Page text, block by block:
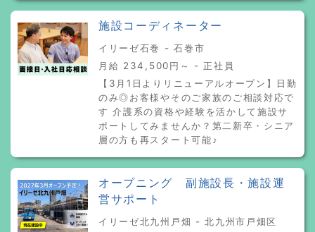
施設コーディネーター
イリーゼ石巻 - 石巻市
月給 234,500円～ - 正社員
【3月1日よりリニューアルオープン】日勤
のみ◎お客様やそのご家族のご相談対応で
す 介護系の資格や経験を活かして施設サ
ポートしてみませんか？第二新卒・シニア
層の方も再スタート可能♪
オープニング 副施設長・施設運
営サポート
イリーゼ北九州戸畑 - 北九州市戸畑区